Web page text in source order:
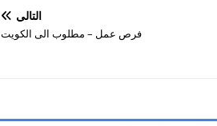
التالي
فرص عمل – مطلوب الى الكويت